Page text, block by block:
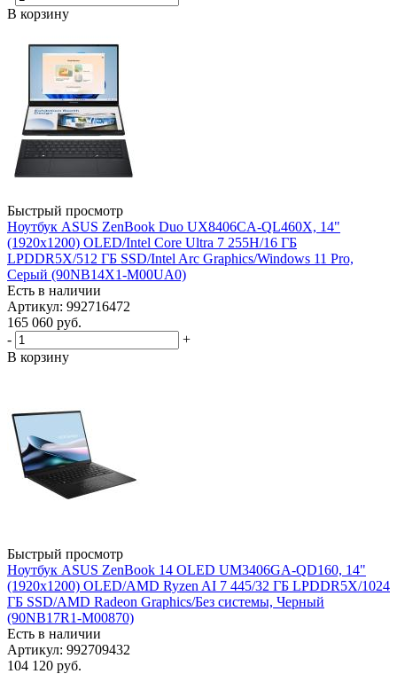
В корзину
Быстрый просмотр
Ноутбук ASUS ZenBook Duo UX8406CA-QL460X, 14"
(1920x1200) OLED/Intel Core Ultra 7 255H/16 ГБ
LPDDR5X/512 ГБ SSD/Intel Arc Graphics/Windows 11 Pro,
Серый (90NB14X1-M00UA0)
Есть в наличии
Артикул: 992716472
165 060 руб.
-
+
В корзину
Быстрый просмотр
Ноутбук ASUS ZenBook 14 OLED UM3406GA-QD160, 14"
(1920x1200) OLED/AMD Ryzen AI 7 445/32 ГБ LPDDR5X/1024
ГБ SSD/AMD Radeon Graphics/Без системы, Черный
(90NB17R1-M00870)
Есть в наличии
Артикул: 992709432
104 120 руб.